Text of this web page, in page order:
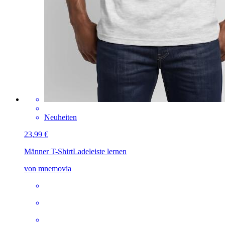
Neuheiten
23,99 €
Männer T-ShirtLadeleiste lernen
von mnemovia